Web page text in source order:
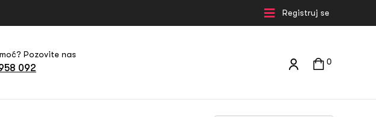
Registruj se
Pozovite nas
092
0